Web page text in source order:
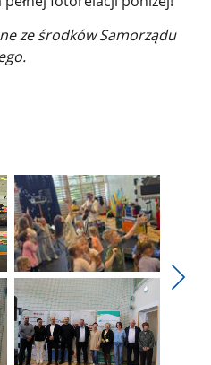
ze środków Samorządu
Pokaż
zdjęcie
2
z
galerii.